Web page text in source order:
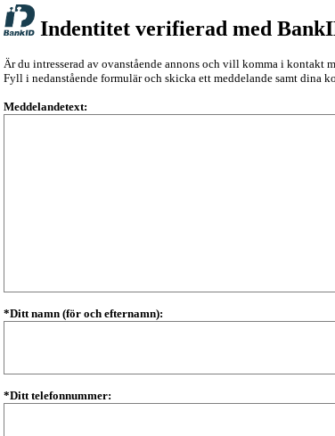
Indentitet verifierad med
Är du intresserad av ovanstående annons och vill komma i kontakt
Fyll i nedanstående formulär och skicka ett meddelande samt dina
Meddelandetext:
*Ditt namn (för och efternamn):
*Ditt telefonnummer: